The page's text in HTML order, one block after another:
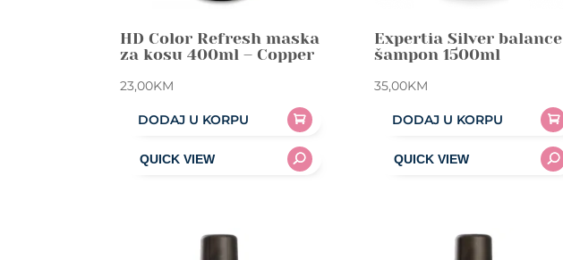
HD Color Refresh maska
za kosu 400ml – Copper
23,00KM
DODAJ U KORPU
Expertia Silver balance
šampon 1500ml
35,00KM
DODAJ U KORPU